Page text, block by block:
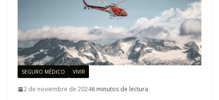
SEGURO MÉDICO VIVIR
2 de noviembre de 20246 minutos de lectura